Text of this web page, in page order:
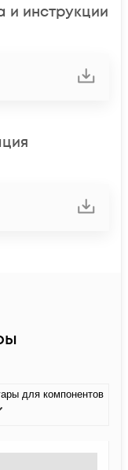
и инструкции
для компонентов